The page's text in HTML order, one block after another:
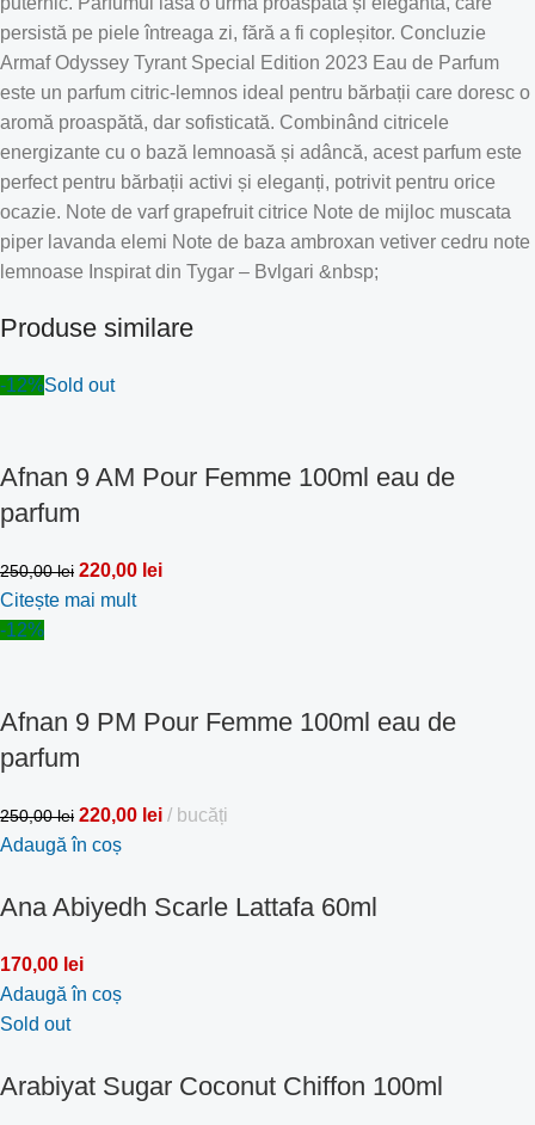
persistă pe piele întreaga zi, fără a fi copleșitor. Concluzie
Armaf Odyssey Tyrant Special Edition 2023 Eau de Parfum
este un parfum citric-lemnos ideal pentru bărbații care doresc o
aromă proaspătă, dar sofisticată. Combinând citricele
energizante cu o bază lemnoasă și adâncă, acest parfum este
perfect pentru bărbații activi și eleganți, potrivit pentru orice
ocazie. Note de varf grapefruit citrice Note de mijloc muscata
piper lavanda elemi Note de baza ambroxan vetiver cedru note
lemnoase Inspirat din Tygar – Bvlgari &nbsp;
Produse similare
-12%Sold out
Afnan 9 AM Pour Femme 100ml eau de
parfum
250,00lei 220,00 lei
Citește mai mult
-12%
Afnan 9 PM Pour Femme 100ml eau de
parfum
250,00lei 220,00 lei
bucăți
Adaugă în coș
Ana Abiyedh Scarle Lattafa 60ml
170,00 lei
Adaugă în coș
Sold out
Arabiyat Sugar Coconut Chiffon 100ml